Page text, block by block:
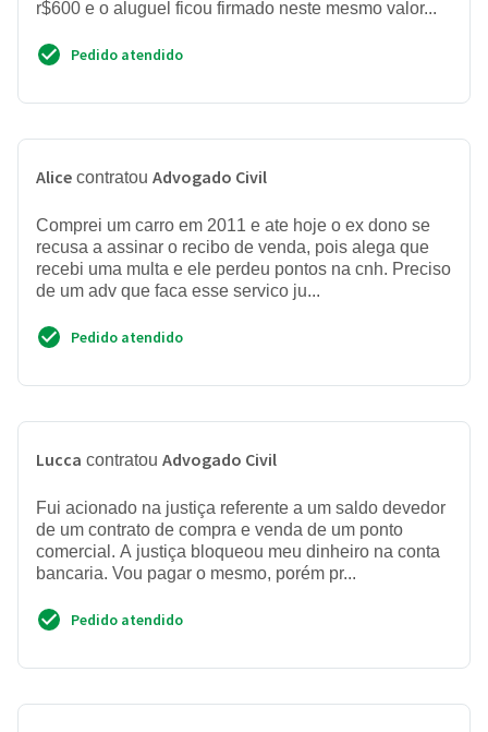
r$600 e o aluguel ficou firmado neste mesmo valor...
Pedido atendido
Alice contratou Advogado Civil
Comprei um carro em 2011 e ate hoje o ex dono se
recusa a assinar o recibo de venda, pois alega que
recebi uma multa e ele perdeu pontos na cnh. Preciso
de um adv que faca esse servico ju...
Pedido atendido
Lucca contratou Advogado Civil
Fui acionado na justiça referente a um saldo devedor
de um contrato de compra e venda de um ponto
comercial. A justiça bloqueou meu dinheiro na conta
bancaria. Vou pagar o mesmo, porém pr...
Pedido atendido